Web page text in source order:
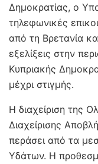
Δημοκρατίας, ο
τηλεφωνικές
από τη Βρετανία
εξελίξεις στην
Κυπριακής
μέχρι στιγμής.
Η διαχείριση της
Διαχείρισης
περάσει από τα
Υδάτων. Η